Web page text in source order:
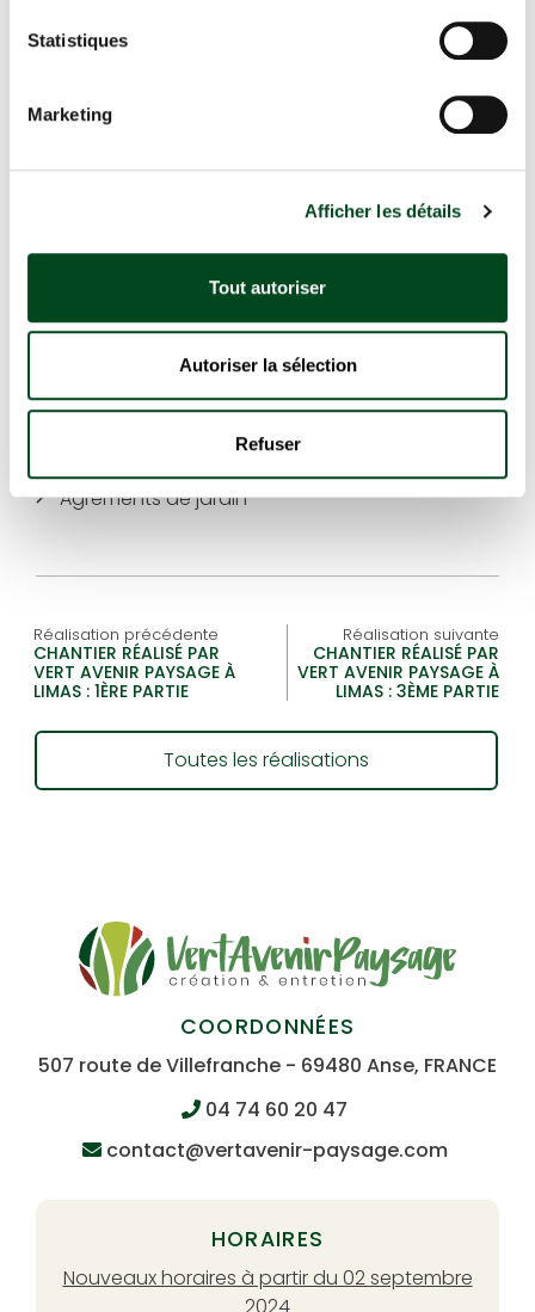
Statistiques
Marketing
Afficher les détails
Tout autoriser
Autoriser la sélection
Refuser
Autres réalisations
Entretien d’espaces verts
Terrassement et enrochement
Plantation de végétaux
Portail et clôture
Terrasse en bois ou grès cérame
Agréments de jardin
Réalisation précédente
CHANTIER RÉALISÉ PAR
VERT AVENIR PAYSAGE À
LIMAS : 1ÈRE PARTIE
Réalisation suivante
CHANTIER RÉALISÉ PAR
VERT AVENIR PAYSAGE À
LIMAS : 3ÈME PARTIE
Toutes les réalisations
COORDONNÉES
507 route de Villefranche - 69480 Anse, FRANCE
04 74 60 20 47
contact@vertavenir-paysage.com
HORAIRES
Nouveaux horaires à partir du 02 septembre